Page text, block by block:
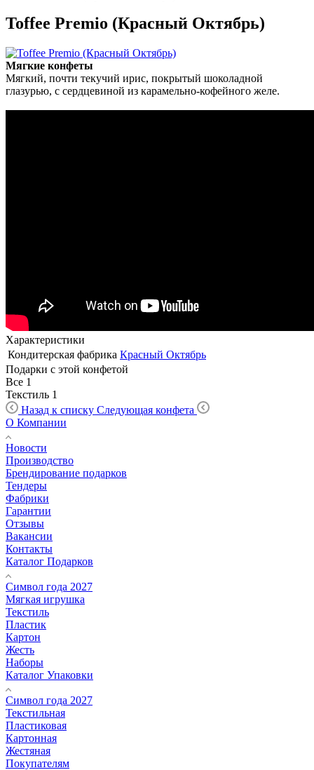
Toffee Premio (Красный Октябрь)
Мягкие конфеты
Мягкий, почти текучий ирис, покрытый шоколадной
глазурью, с сердцевиной из карамельно‑кофейного желе.
Характеристики
Кондитерская фабрика Красный Октябрь
Подарки с этой конфетой
Все 1
Текстиль 1
Назад к списку Следующая конфета
О Компании
Новости
Производство
Брендирование подарков
Тендеры
Фабрики
Гарантии
Отзывы
Вакансии
Контакты
Каталог Подарков
Символ года 2027
Мягкая игрушка
Текстиль
Пластик
Картон
Жесть
Наборы
Каталог Упаковки
Символ года 2027
Текстильная
Пластиковая
Картонная
Жестяная
Покупателям